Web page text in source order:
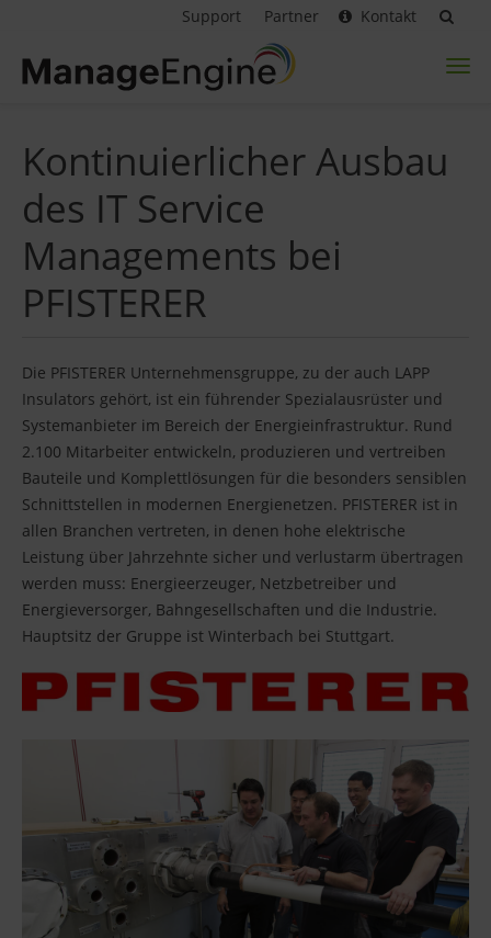
Support Partner Kontakt
Kontinuierlicher Ausbau
des IT Service
Managements bei
PFISTERER
Die PFISTERER Unternehmensgruppe, zu der auch LAPP
Insulators gehört, ist ein führender Spezialausrüster und
Systemanbieter im Bereich der Energieinfrastruktur. Rund
2.100 Mitarbeiter entwickeln, produzieren und vertreiben
Bauteile und Komplettlösungen für die besonders sensiblen
Schnittstellen in modernen Energienetzen. PFISTERER ist in
allen Branchen vertreten, in denen hohe elektrische
Leistung über Jahrzehnte sicher und verlustarm übertragen
werden muss: Energieerzeuger, Netzbetreiber und
Energieversorger, Bahngesellschaften und die Industrie.
Hauptsitz der Gruppe ist Winterbach bei Stuttgart.